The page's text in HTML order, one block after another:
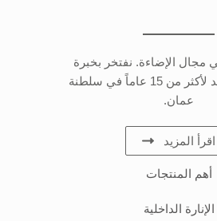
مجال الإضاءة. نفتخر بخبرة
فريقنا التي تمتد لأكثر من 15 عاماً في سلطنة
عمان.
اقرأ المزيد
أهم المنتجات
الإنارة الداخلية